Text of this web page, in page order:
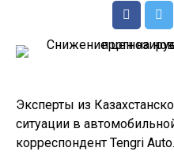
Эксперты из
ситуации в
корреспондент Tengri Auto.